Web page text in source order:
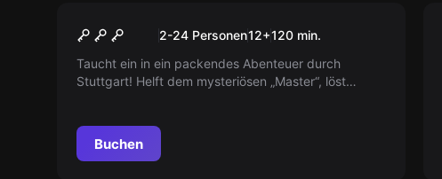
Neu
Spezialeinheit Kunstraub
2-24 Personen12+120 min.
Taucht ein in ein packendes Abenteuer durch
Stuttgart! Helft dem mysteriösen „Master“, löst
ausgestattet, wird euer Scharfsinn auf die Probe
gestellt. Seid ihr bereit, wahre Meisterdiebe zu
Buchen